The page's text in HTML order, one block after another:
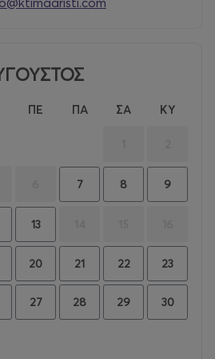
ΠΕ ΠΑ ΣΑ ΚΥ
7 8 9
13
20 21 22 23
27 28 29 30